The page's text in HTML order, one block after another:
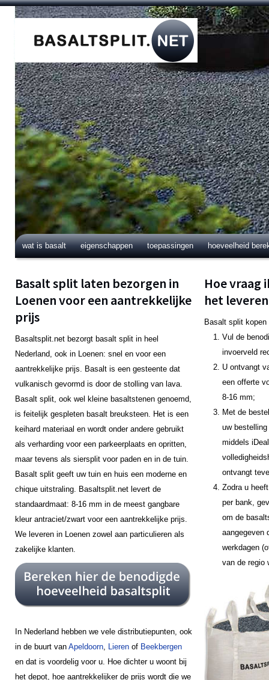
wat is basalt eigenschappen toepassingen hoeveelheid
Basalt split laten bezorgen in
Loenen voor een aantrekkelijke
prijs
Basaltsplit.net bezorgt basalt split in heel
Nederland, ook in Loenen: snel en voor een
aantrekkelijke prijs. Basalt is een gesteente dat
vulkanisch gevormd is door de stolling van lava.
Basalt split, ook wel kleine basaltstenen genoemd,
is feitelijk gespleten basalt breuksteen. Het is een
keihard materiaal en wordt onder andere gebruikt
als verharding voor een parkeerplaats en opritten,
maar tevens als siersplit voor paden en in de tuin.
Basalt split geeft uw tuin en huis een moderne en
chique uitstraling. Basaltsplit.net levert de
standaardmaat: 8-16 mm in de meest gangbare
kleur antraciet/zwart voor een aantrekkelijke prijs.
We leveren in Loenen zowel aan particulieren als
zakelijke klanten.
In Nederland hebben we vele distributiepunten, ook
in de buurt van Apeldoorn, Lieren of Beekbergen
en dat is voordelig voor u. Hoe dichter u woont bij
het depot, hoe aantrekkelijker de prijs wordt die we
Hoe vraag
het
Basalt split
Vul de
invoerveld
U ontvangt
een offerte
8-16 mm;
Met de
uw
middels
ontvangt
Zodra u
per bank,
om de
aangegeven
werkdagen
van de regio